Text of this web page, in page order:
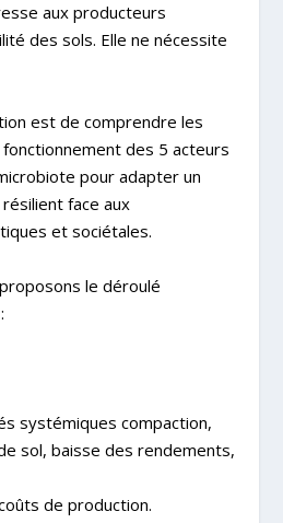
aux producteurs
des sols. Elle ne nécessite
est de comprendre les
des 5 acteurs
pour adapter un
face aux
et sociétales.
le déroulé
systémiques compaction,
sol, baisse des rendements,
de production.